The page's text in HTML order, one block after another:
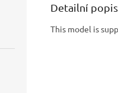
Detailní
This model is